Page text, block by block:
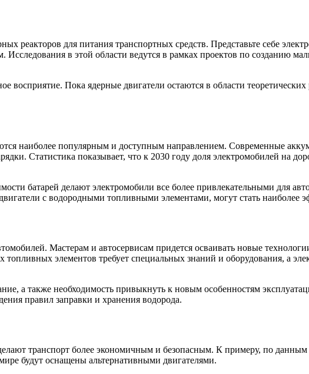
реакторов для питания транспортных средств. Представьте себе
Исследования в этой области ведутся в рамках проектов по созданию
восприятие. Пока ядерные двигатели остаются в области
наиболее популярным и доступным направлением. Современные
Статистика показывает, что к 2030 году доля электромобилей на
батарей делают электромобили все более привлекательными для
с водородными топливными элементами, могут стать наиболее
Мастерам и автосервисам придется осваивать новые
элементов требует специальных знаний и оборудования, а
а также необходимость привыкнуть к новым особенностям
правил заправки и хранения водорода.
транспорт более экономичным и безопасным. К примеру, по данным
будут оснащены альтернативными двигателями.